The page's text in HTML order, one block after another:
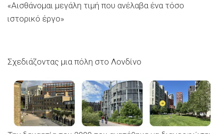
«Αισθάνομαι μεγάλη τιμή που ανέλαβα ένα τόσο
ιστορικό έργο»
Σχεδιάζοντας μια πόλη στο Λονδίνο